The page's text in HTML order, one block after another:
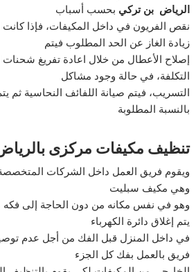
الرياض بن تركي بحسب أسباب
نقص الفريون في داخل المكيفات، فإذا
زيادة الغاز عن الحد المطلوب فيتم
إصلاح الأعطال من خلال اعادة تفريغ شحنات
التكلفة، في حالة وجود مشاكل
التسريب، فيتم صيانة اللفائف النحاسية ثم
بالنسبة المطلوبة
تنظيف مكيفات مركزى
ويقوم فريق العمل داخل الشركات
وهي مكيف سبليت
وهو في نفس مكانه من دون الحاجة إلى فكه
يتم إغلاق دائرة الكهرباء
في داخل المنزل قبل الفك من أجل عدم
فريق بالعمل بفك كل الجزء